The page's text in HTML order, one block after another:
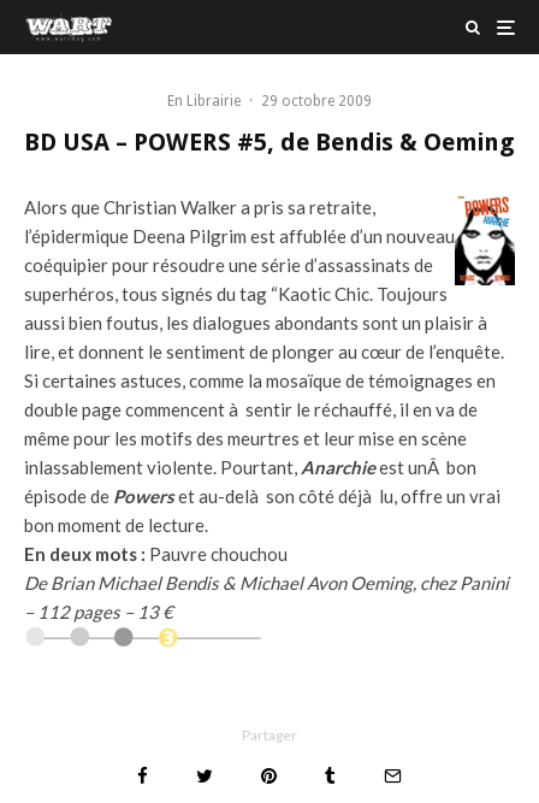
En Librairie · 29 octobre 2009
BD USA – POWERS #5, de Bendis & Oeming
Alors que Christian Walker a pris sa retraite,
l’épidermique Deena Pilgrim est affublée d’un nouveau
coéquipier pour résoudre une série d’assassinats de
superhéros, tous signés du tag “Kaotic Chic. Toujours
aussi bien foutus, les dialogues abondants sont un plaisir à
lire, et donnent le sentiment de plonger au cœur de l’enquête.
Si certaines astuces, comme la mosaïque de témoignages en
double page commencent à sentir le réchauffé, il en va de
même pour les motifs des meurtres et leur mise en scène
inlassablement violente. Pourtant, Anarchieest unÂ bon
épisode de Powerset au-delà son côté déjà lu, offre un vrai
bon moment de lecture.
En deux mots : Pauvre chouchou
De Brian Michael Bendis & Michael Avon Oeming, chez Panini
– 112 pages – 13 €
Partager